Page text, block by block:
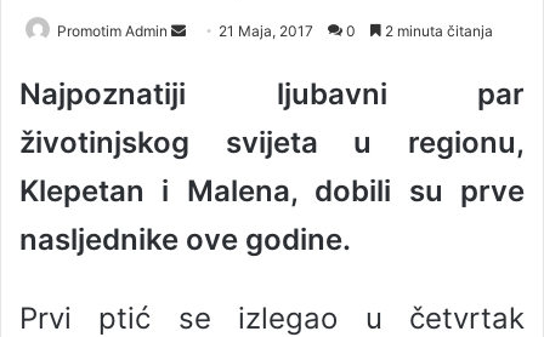
Promotim Admin
n
e
m
l
21 Maja, 2017 0 2 minuta čitanja
Najpoznatiji ljubavni par
životinjskog svijeta u regionu,
Klepetan i Malena, dobili su prve
nasljednike ove godine.
Prvi ptić se izlegao u četvrtak